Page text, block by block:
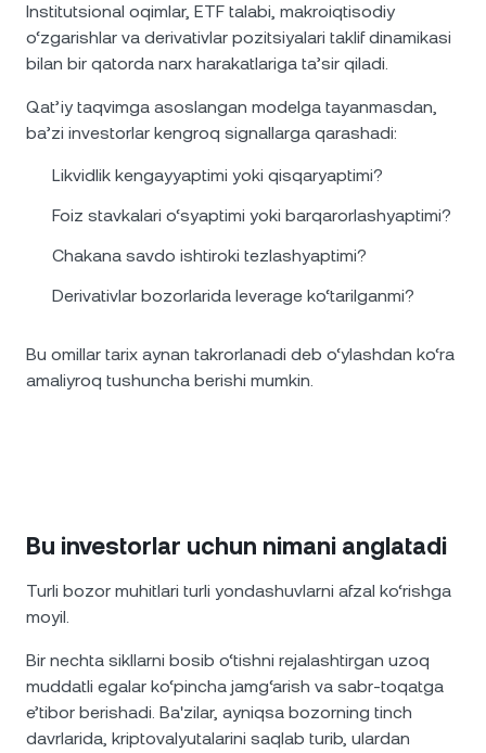
Institutsional oqimlar, ETF talabi, makroiqtisodiy
o‘zgarishlar va derivativlar pozitsiyalari taklif dinamikasi
bilan bir qatorda narx harakatlariga ta’sir qiladi.
Qat’iy taqvimga asoslangan modelga tayanmasdan,
ba’zi investorlar kengroq signallarga qarashadi:
Likvidlik kengayyaptimi yoki qisqaryaptimi?
Foiz stavkalari o‘syaptimi yoki barqarorlashyaptimi?
Chakana savdo ishtiroki tezlashyaptimi?
Derivativlar bozorlarida leverage ko‘tarilganmi?
Bu omillar tarix aynan takrorlanadi deb o‘ylashdan ko‘ra
amaliyroq tushuncha berishi mumkin.
Bu investorlar uchun nimani anglatadi
Turli bozor muhitlari turli yondashuvlarni afzal ko‘rishga
moyil.
Bir nechta sikllarni bosib o‘tishni rejalashtirgan uzoq
muddatli egalar ko‘pincha jamg‘arish va sabr-toqatga
e’tibor berishadi. Ba'zilar, ayniqsa bozorning tinch
davrlarida, kriptovalyutalarini saqlab turib, ulardan